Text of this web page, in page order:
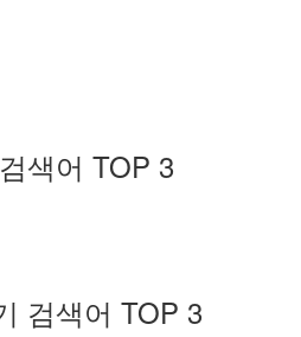
색어 TOP 3
검색어 TOP 3